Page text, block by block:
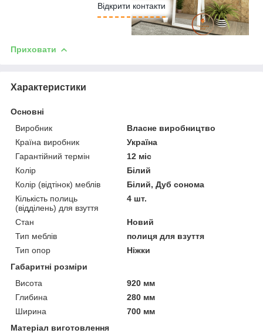
Відкрити контакти
Приховати
Характеристики
Основні
Виробник
Власне виробництво
Країна виробник
Україна
Гарантійний термін
12 міс
Колір
Білий
Колір (відтінок) меблів
Білий, Дуб сонома
Кількість полиць
(відділень) для взуття
4 шт.
Стан
Новий
Тип меблів
полиця для взуття
Тип опор
Ніжки
Габаритні розміри
Висота
920 мм
Глибина
280 мм
Ширина
700 мм
Матеріал виготовлення